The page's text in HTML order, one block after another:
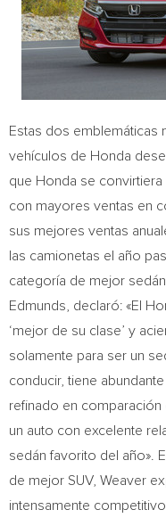
Estas dos emblemáticas
vehículos de Honda
que Honda se
con mayores ventas en
sus mejores ventas
las camionetas el año
categoría de mejor sedán,
Edmunds, declaró: «El
‘mejor de su clase’ y
solamente para ser un
conducir, tiene
refinado en
un auto con excelente
sedán favorito del año».
de mejor SUV, Weaver
intensamente